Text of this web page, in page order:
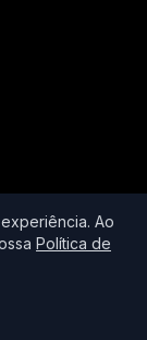
Ao
Política de